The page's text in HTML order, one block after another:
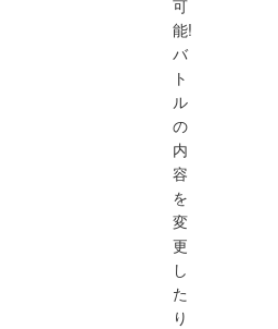
可
能!
バ
ト
ル
の
内
容
を
変
更
し
た
り